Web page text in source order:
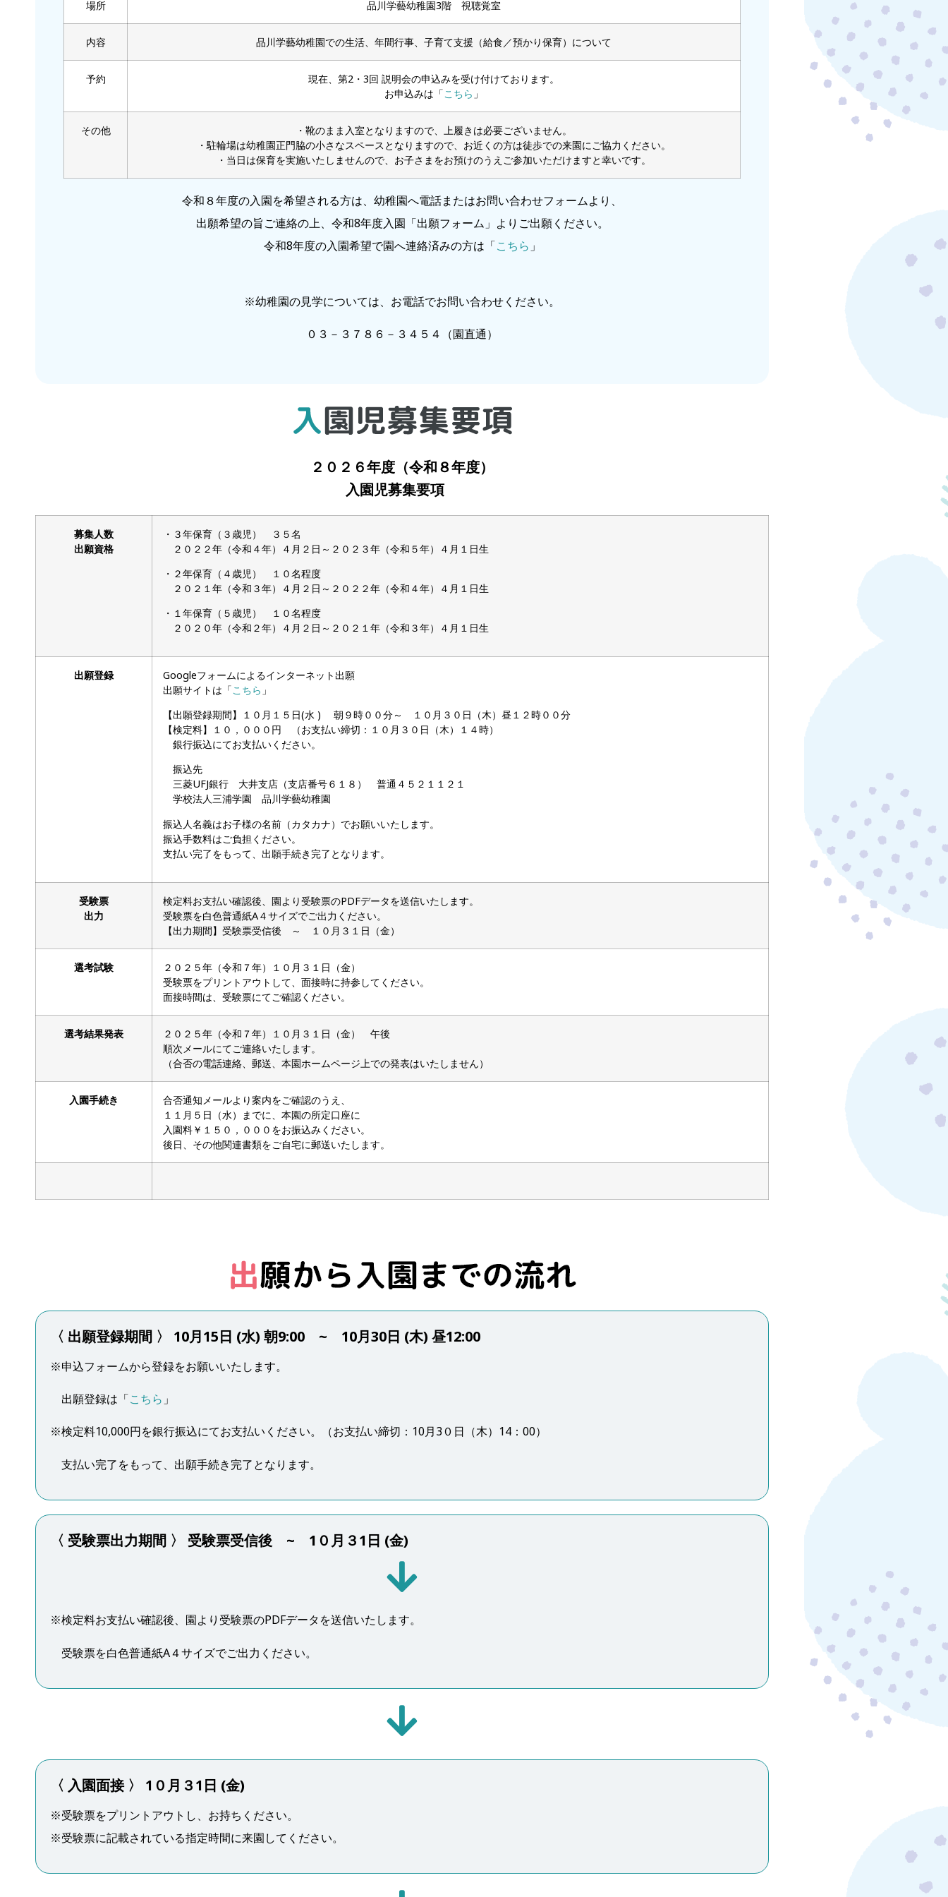
場所 品川学藝幼稚園3階 視聴覚室
内容 品川学藝幼稚園での生活、年間行事、子育て支援（給食／預かり保育）について
予約
現在、第2・3回 説明会の申込みを受け付けております。
お申込みは「こちら 」
その他
・靴のまま入室となりますので、上履きは必要ございません。
・駐輪場は幼稚園正門脇の小さなスペースとなりますので、お近くの方は徒歩での来園にご協力ください。
・当日は保育を実施いたしませんので、お子さまをお預けのうえご参加いただけますと幸いです。
令和８年度の入園を希望される方は、幼稚園へ電話またはお問い合わせフォームより、
出願希望の旨ご連絡の上、令和8年度入園「出願フォーム」よりご出願ください。
令和8年度の入園希望で園へ連絡済みの方は「こちら 」
※幼稚園の見学については、お電話でお問い合わせください。
０３－３７８６－３４５４（園直通）
２０２６年度（令和８年度）
入園児募集要項
募集人数
出願資格
・３年保育（３歳児） ３５名
２０２２年（令和４年）４月２日～２０２３年（令和５年）４月１日生
・２年保育（４歳児） １０名程度
２０２１年（令和３年）４月２日～２０２２年（令和４年）４月１日生
・１年保育（５歳児） １０名程度
２０２０年（令和２年）４月２日～２０２１年（令和３年）４月１日生
出願登録
Googleフォームによるインターネット出願
出願サイトは「こちら 」
【出願登録期間】１０月１５日(水 ) 朝９時００分～ １０月３０日（木）昼１２時００分
【検定料】１０，０００円 （お支払い締切：１０月３０日（木）１４時）
銀行振込にてお支払いください。
振込先
三菱UFJ銀行 大井支店（支店番号６１８） 普通４５２１１２１
学校法人三浦学園 品川学藝幼稚園
振込人名義はお子様の名前（カタカナ）でお願いいたします。
振込手数料はご負担ください。
支払い完了をもって、出願手続き完了となります。
受験票
出力
検定料お支払い確認後、園より受験票のPDFデータを送信いたします。
受験票を白色普通紙A４サイズでご出力ください。
【出力期間】受験票受信後 ～ １０月３１日（金）
選考試験
２０２５年（令和７年）１０月３１日（金）
受験票をプリントアウトして、面接時に持参してください。
面接時間は、受験票にてご確認ください。
選考結果発表
２０２５年（令和７年）１０月３１日（金） 午後
順次メールにてご連絡いたします。
（合否の電話連絡、郵送、本園ホームページ上での発表はいたしません）
入園手続き
合否通知メールより案内をご確認のうえ、
１１月５日（水）までに、本園の所定口座に
入園料￥１５０，０００をお振込みください。
後日、その他関連書類をご自宅に郵送いたします。
〈 出願登録期間 〉 10月15日 (水) 朝9:00 ~ 10月30日 (木) 昼12:00
※申込フォームから登録をお願いいたします。
出願登録は「こちら 」
※検定料10,000円を銀行振込にてお支払いください。（お支払い締切：10月3０日（木）14：00）
支払い完了をもって、出願手続き完了となります。
〈 受験票出力期間 〉 受験票受信後 ~ 1０月３1日 (金)
※検定料お支払い確認後、園より受験票のPDFデータを送信いたします。
受験票を白色普通紙A４サイズでご出力ください。
〈 入園面接 〉 1０月３1日 (金)
※受験票をプリントアウトし、お持ちください。
※受験票に記載されている指定時間に来園してください。